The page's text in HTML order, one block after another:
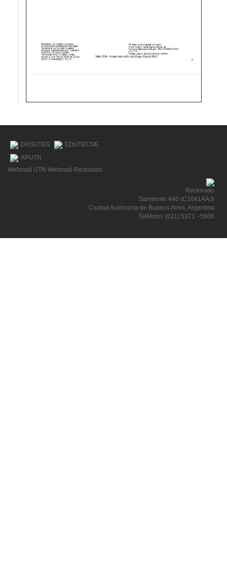
DASUTEN
EDUTECNE
APUTN
Webmail UTN Webmail Rectorado
Rectorado
Sarmiento 440 (C1041AAJ)
Ciudad Autónoma de Buenos Aires, Argentina
Teléfono: (011) 5371 - 5600